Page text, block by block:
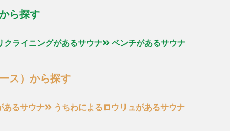
ら探す
クライニングがあるサウナ ベンチがあるサウナ
ス）から探す
あるサウナ うちわによるロウリュがあるサウナ